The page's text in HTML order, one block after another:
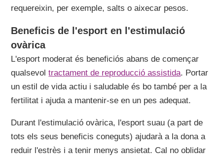
requereixin, per exemple, salts o aixecar pesos.
Beneficis de l'esport en l'estimulació
ovàrica
L'esport moderat és beneficiós abans de començar
qualsevoltractament de reproducció assistida. Portar
un estil de vida actiu i saludable és bo també per a la
fertilitat i ajuda a mantenir-se en un pes adequat.
Durant l'estimulació ovàrica, l'esport suau (a part de
tots els seus beneficis coneguts) ajudarà a la dona a
reduir l'estrès i a tenir menys ansietat. Cal no oblidar